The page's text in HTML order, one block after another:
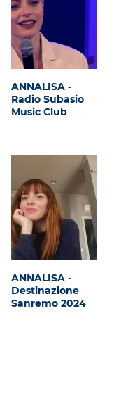
ANNALISA -
Radio Subasio
Music Club
ANNALISA -
Destinazione
Sanremo 2024